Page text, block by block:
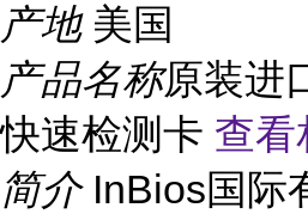
产地 美国
产品名称原装进
快速检测卡 查
简介 InBios国际